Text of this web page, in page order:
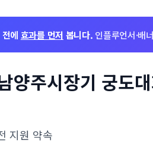
에 효과를 먼저 봅니다. 인플루언서·배
양주시장기 궁도
지원 약속